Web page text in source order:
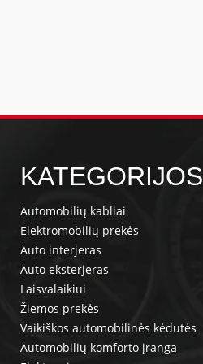
KATEGORIJOS
Automobilių kabliai
Elektromobilių prekės
Auto interjeras
Auto eksterjeras
Laisvalaikiui
Žiemos prekės
Vaikiškos automobilinės kėdutės
Automobilių komforto įranga